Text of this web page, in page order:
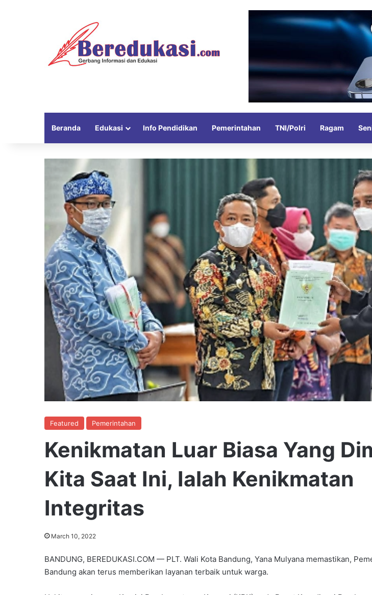
Beranda Edukasi Info Pendidikan Pemerintahan TNI/Polri Ragam
Featured Pemerintahan
Kenikmatan Luar Biasa Yang
Kita Saat Ini, Ialah Kenikmatan
Integritas
March 10, 2022
BANDUNG, BEREDUKASI.COM — PLT. Wali Kota Bandung, Yana Mulyana memastikan,
Bandung akan terus memberikan layanan terbaik untuk warga.